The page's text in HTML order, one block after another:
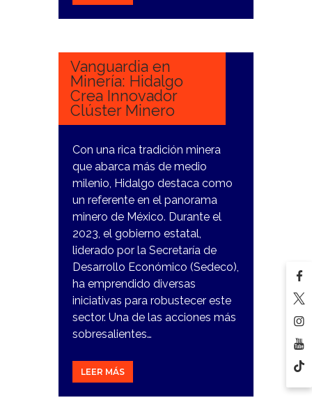
26
Vanguardia en
Minería: Hidalgo
Crea Innovador
Clúster Minero
Con una rica tradición minera
que abarca más de medio
milenio, Hidalgo destaca como
un referente en el panorama
minero de México. Durante el
2023, el gobierno estatal,
liderado por la Secretaría de
Desarrollo Económico (Sedeco),
ha emprendido diversas
iniciativas para robustecer este
sector. Una de las acciones más
sobresalientes…
LEER MÁS
26